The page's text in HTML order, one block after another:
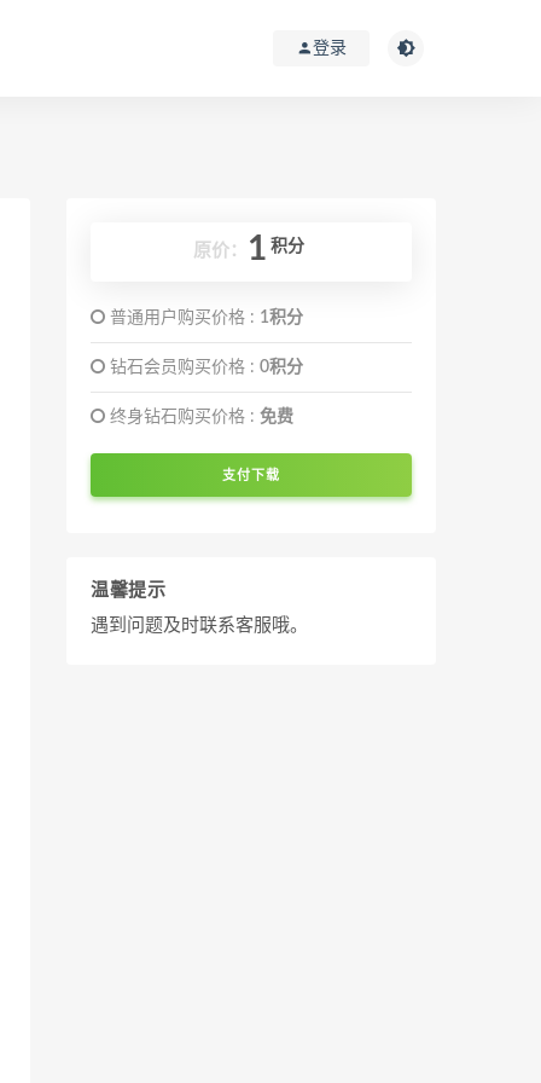
登录
原价： 1 积分
普通用户购买价格 : 1积分
钻石会员购买价格 : 0积分
终身钻石购买价格 : 免费
支付下载
温馨提示
遇到问题及时联系客服哦。